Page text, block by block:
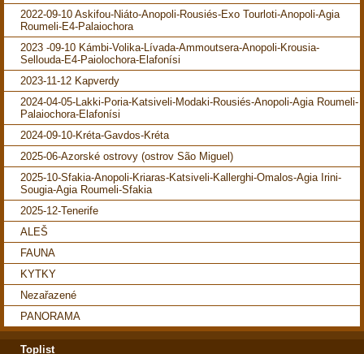
2022-09-10 Askifou-Niáto-Anopoli-Rousiés-Exo Tourloti-Anopoli-Agia
Roumeli-E4-Palaiochora
2023 -09-10 Kámbi-Volika-Lívada-Ammoutsera-Anopoli-Krousia-
Sellouda-E4-Paiolochora-Elafonísi
2023-11-12 Kapverdy
2024-04-05-Lakki-Poria-Katsiveli-Modaki-Rousiés-Anopoli-Agia Roumeli-
Palaiochora-Elafonísi
2024-09-10-Kréta-Gavdos-Kréta
2025-06-Azorské ostrovy (ostrov São Miguel)
2025-10-Sfakia-Anopoli-Kriaras-Katsiveli-Kallerghi-Omalos-Agia Irini-
Sougia-Agia Roumeli-Sfakia
2025-12-Tenerife
ALEŠ
FAUNA
KYTKY
Nezařazené
PANORAMA
Toplist